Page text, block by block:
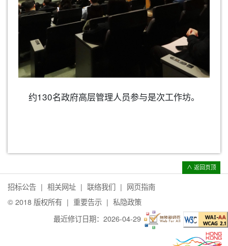
约130名政府高层管理人员参与是次工作坊。
∧ 返回页顶
招标公告 相关网址 联络我们
网页指南
© 2018 版权所有
重要告示
私隐政策
最近修订日期： 2026-04-29